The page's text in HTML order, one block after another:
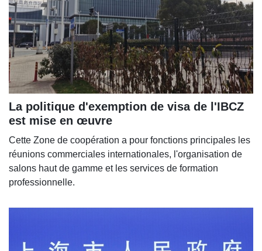
La politique d'exemption de visa de l'IBCZ
est mise en œuvre
Cette Zone de coopération a pour fonctions principales les
réunions commerciales internationales, l'organisation de
salons haut de gamme et les services de formation
professionnelle.